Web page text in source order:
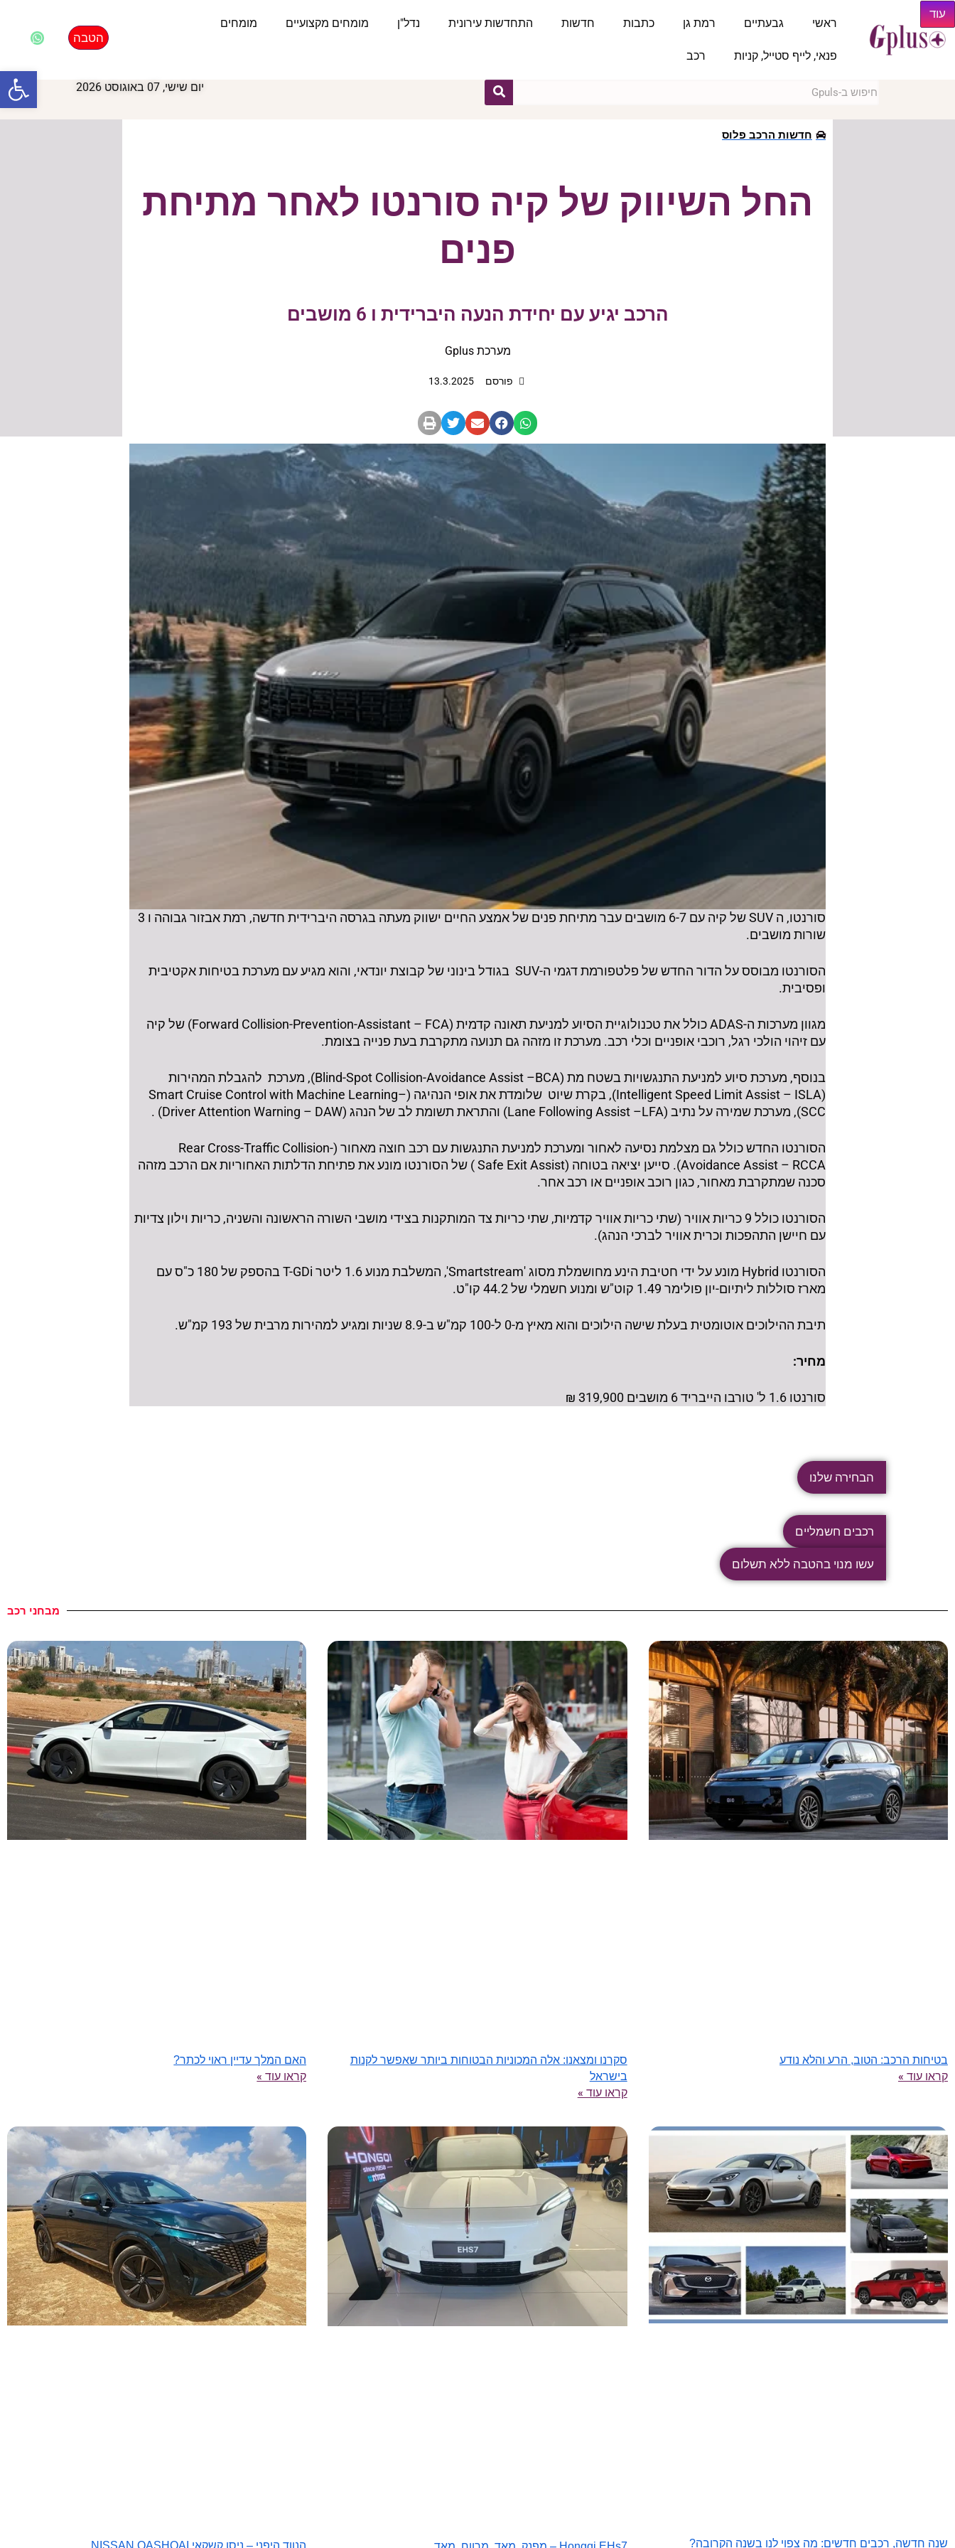
ראשי גבעתיים רמת גן כתבות חדשות התחדשות עירונית נדל"ן מומחים מקצועיים מומחים
פנאי, לייף סטייל, קניות רכב
הטבה
יום שישי, 07 באוגוסט 2026
חדשות הרכב פלוס
החל השיווק של קיה סורנטו לאחר מתיחת
פנים
הרכב יגיע עם יחידת הנעה היברידית ו 6 מושבים
מערכת Gplus
פורסם 13.3.2025
סורנטו, ה SUV של קיה עם 6-7 מושבים עבר מתיחת פנים של אמצע החיים ישווק מעתה בגרסה היברידית חדשה, רמת אבזור גבוהה ו 3
שורות מושבים.
הסורנטו מבוסס על הדור החדש של פלטפורמת דגמי ה-SUV בגודל בינוני של קבוצת יונדאי, והוא מגיע עם מערכת בטיחות אקטיבית
ופסיבית.
מגוון מערכות ה-ADAS כולל את טכנולוגיית הסיוע למניעת תאונה קדמית (Forward Collision-Prevention-Assistant – FCA) של קיה
עם זיהוי הולכי רגל, רוכבי אופניים וכלי רכב. מערכת זו מזהה גם תנועה מתקרבת בעת פנייה בצומת.
בנוסף, מערכת סיוע למניעת התנגשויות בשטח מת (Blind-Spot Collision-Avoidance Assist –BCA), מערכת להגבלת המהירות
(Intelligent Speed Limit Assist – ISLA), בקרת שיוט שלומדת את אופי הנהיגה (Smart Cruise Control with Machine Learning–
SCC), מערכת שמירה על נתיב (Lane Following Assist –LFA) והתראת תשומת לב של הנהג (Driver Attention Warning – DAW) .
הסורנטו החדש כולל גם מצלמת נסיעה לאחור ומערכת למניעת התנגשות עם רכב חוצה מאחור (Rear Cross-Traffic Collision-
Avoidance Assist – RCCA). סייען יציאה בטוחה (Safe Exit Assist ) של הסורנטו מונע את פתיחת הדלתות האחוריות אם הרכב מזהה
סכנה שמתקרבת מאחור, כגון רוכב אופניים או רכב אחר.
הסורנטו כולל 9 כריות אוויר (שתי כריות אוויר קדמיות, שתי כריות צד המותקנות בצידי מושבי השורה הראשונה והשניה, כריות וילון צדיות
עם חיישן התהפכות וכרית אוויר לברכי הנהג).
הסורנטו Hybrid מונע על ידי חטיבת הינע מחושמלת מסוג 'Smartstream', המשלבת מנוע 1.6 ליטר T-GDi בהספק של 180 כ"ס עם
מארז סוללות ליתיום-יון פולימר 1.49 קוט"ש ומנוע חשמלי של 44.2 קו"ט.
תיבת ההילוכים אוטומטית בעלת שישה הילוכים והוא מאיץ מ-0 ל-100 קמ"ש ב-8.9 שניות ומגיע למהירות מרבית של 193 קמ"ש.
מחיר:
סורנטו 1.6 ל' טורבו הייבריד 6 מושבים 319,900 ₪
הבחירה שלנו
רכבים חשמליים
עשו מנוי בהטבה ללא תשלום
מבחני רכב
בטיחות הרכב: הטוב, הרע והלא נודע
קראו עוד »
סקרנו ומצאנו: אלה המכוניות הבטוחות ביותר שאפשר לקנות
בישראל
קראו עוד »
האם המלך עדיין ראוי לכתר?
קראו עוד »
שנה חדשה, רכבים חדשים: מה צפוי לנו בשנה הקרובה? הנווד היפני – ניסן קשקאי NISSAN QASHQAI
עוד
פתח